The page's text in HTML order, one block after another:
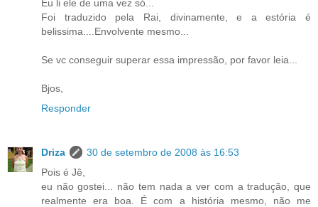
Eu li ele de uma vez só...
Foi traduzido pela Rai, divinamente, e a estória é
belissima....Envolvente mesmo...
Se vc conseguir superar essa impressão, por favor leia...
Bjos,
Responder
Driza
30 de setembro de 2008 às 16:53
Pois é Jê,
eu não gostei... não tem nada a ver com a tradução, que
realmente era boa. É com a história mesmo, não me